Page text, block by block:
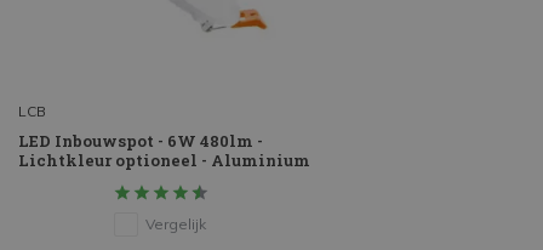
LCB
LED Inbouwspot - 6W 480lm -
Lichtkleur optioneel - Aluminium
Vergelijk